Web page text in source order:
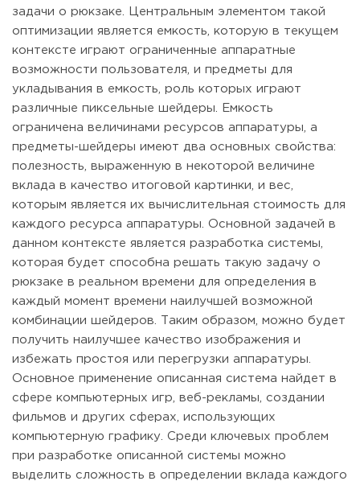
задачи о рюкзаке. Центральным элементом такой
оптимизации является емкость, которую в текущем
контексте играют ограниченные аппаратные
возможности пользователя, и предметы для
укладывания в емкость, роль которых играют
различные пиксельные шейдеры. Емкость
ограничена величинами ресурсов аппаратуры, а
предметы-шейдеры имеют два основных свойства:
полезность, выраженную в некоторой величине
вклада в качество итоговой картинки, и вес,
которым является их вычислительная стоимость для
каждого ресурса аппаратуры. Основной задачей в
данном контексте является разработка системы,
которая будет способна решать такую задачу о
рюкзаке в реальном времени для определения в
каждый момент времени наилучшей возможной
комбинации шейдеров. Таким образом, можно будет
получить наилучшее качество изображения и
избежать простоя или перегрузки аппаратуры.
Основное применение описанная система найдет в
сфере компьютерных игр, веб-рекламы, создании
фильмов и других сферах, использующих
компьютерную графику. Среди ключевых проблем
при разработке описанной системы можно
выделить сложность в определении вклада каждого